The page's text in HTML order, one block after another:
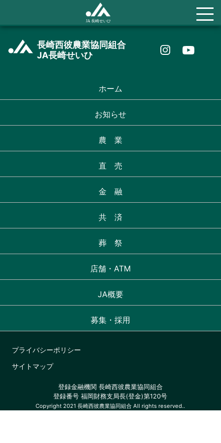
長崎西彼農業協同組合
JA長崎せいひ
ホーム
お知らせ
農 業
直 売
金 融
共 済
葬 祭
店舗・ATM
JA概要
募集・採用
プライバシーポリシー
サイトマップ
登録金融機関 長崎西彼農業協同組合
登録番号 福岡財務支局長(登金)第120号
Copyright 2021 長崎西彼農業協同組合 All rights reserved..